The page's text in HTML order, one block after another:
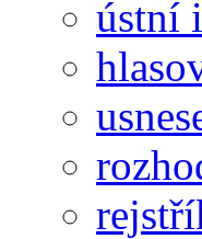
ústní